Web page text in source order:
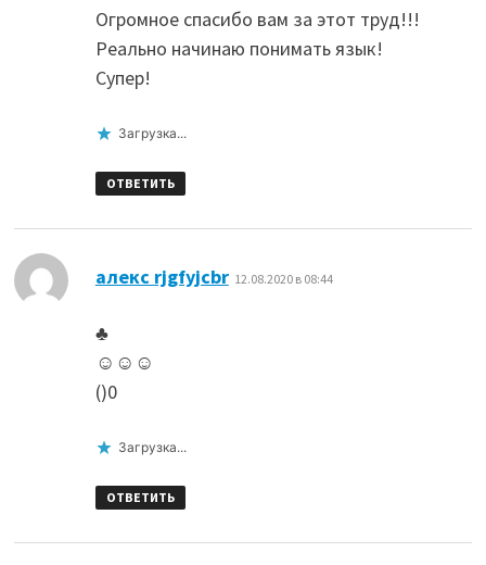
Огромное спасибо вам за этот труд!!!
Реально начинаю понимать язык!
Супер!
Загрузка...
ОТВЕТИТЬ
алекс rjgfyjcbr: 12.08.2020 в 08:44
♣
☺☺☺
()0
Загрузка...
ОТВЕТИТЬ